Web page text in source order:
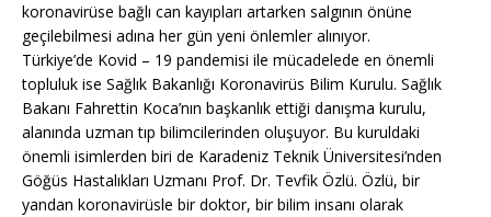
koronavirüse bağlı can kayıpları artarken salgının önüne
geçilebilmesi adına her gün yeni önlemler alınıyor.
Türkiye’de Kovid – 19 pandemisi ile mücadelede en önemli
topluluk ise Sağlık Bakanlığı Koronavirüs Bilim Kurulu. Sağlık
Bakanı Fahrettin Koca’nın başkanlık ettiği danışma kurulu,
alanında uzman tıp bilimcilerinden oluşuyor. Bu kuruldaki
önemli isimlerden biri de Karadeniz Teknik Üniversitesi’nden
Göğüs Hastalıkları Uzmanı Prof. Dr. Tevfik Özlü. Özlü, bir
yandan koronavirüsle bir doktor, bir bilim insanı olarak